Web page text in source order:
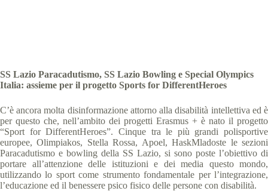
SS Lazio Paracadutismo, SS Lazio Bowling e Special Olympics
Italia: assieme per il progetto Sports for DifferentHeroes
C’è ancora molta disinformazione attorno alla disabilità intellettiva ed è
per questo che, nell’ambito dei progetti Erasmus + è nato il progetto
“Sport for DifferentHeroes”. Cinque tra le più grandi polisportive
europee, Olimpiakos, Stella Rossa, Apoel, HaskMladoste le sezioni
Paracadutismo e bowling della SS Lazio, si sono poste l’obiettivo di
portare all’attenzione delle istituzioni e dei media questo mondo,
utilizzando lo sport come strumento fondamentale per l’integrazione,
l’educazione ed il benessere psico fisico delle persone con disabilità.